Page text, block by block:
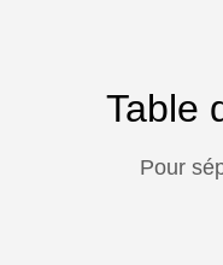
Table
Pour